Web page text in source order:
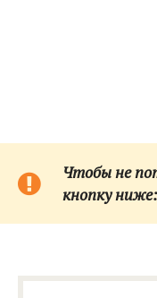
Чтобы не
кнопку ниже: